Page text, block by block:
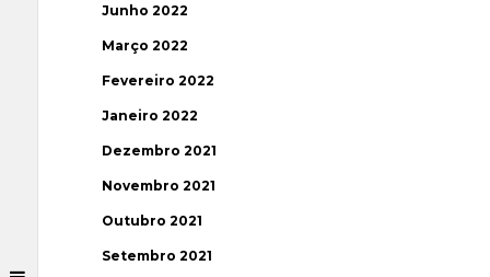
Junho 2022
Março 2022
Fevereiro 2022
Janeiro 2022
Dezembro 2021
Novembro 2021
Outubro 2021
Setembro 2021